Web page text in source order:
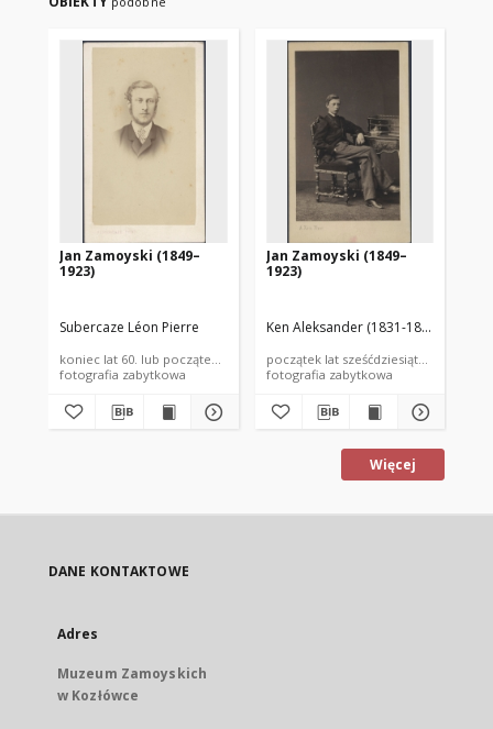
Jan Zamoyski (1849–
1923)
Subercaze Léon Pierre
koniec lat 60. lub początek 70. XIX wieku
fotografia zabytkowa
Jan Zamoyski (1849–
1923)
Ken Aleksander (1831-1874)
początek lat sześćdziesiątych XIX
fotografia zabytkowa
Więcej
DANE KONTAKTOWE
Adres
Muzeum Zamoyskich
w Kozłówce